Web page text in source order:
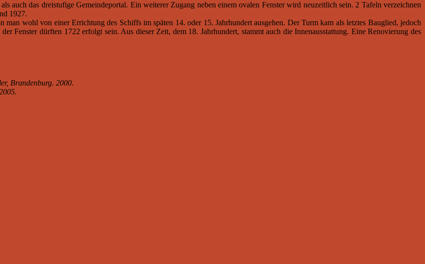
auch das dreistufige Gemeindeportal. Ein weiterer Zugang neben einem ovalen Fenster wird neuzeitlich sein. 2 Tafeln verzeichnen
1927.
wohl von einer Errichtung des Schiffs im späten 14. oder 15. Jahrhundert ausgehen. Der Turm kam als letztes Bauglied, jedoch
Fenster dürften 1722 erfolgt sein. Aus dieser Zeit, dem 18. Jahrhundert, stammt auch die Innenausstattung. Eine Renovierung des
Brandenburg. 2000.